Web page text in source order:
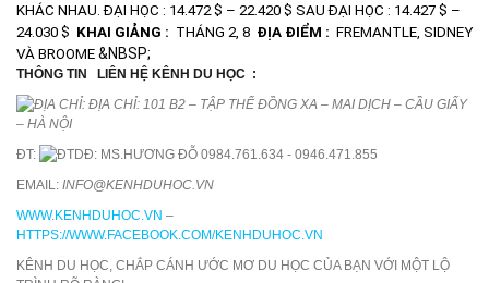
KHÁC NHAU. ĐẠI HỌC : 14.472 $ – 22.420 $ SAU ĐẠI HỌC : 14.427 $ –
24.030 $ KHAI GIẢNG : THÁNG 2, 8 ĐỊA ĐIỂM : FREMANTLE, SIDNEY
VÀ BROOME &NBSP;
THÔNG TIN LIÊN HỆ KÊNH DU HỌC :
ĐỊA CHỈ: 101 B2 – TẬP THỂ ĐỒNG XA – MAI DỊCH – CẦU GIẤY
– HÀ NỘI
ĐT:
MS.HƯƠNG ĐỖ 0984.761.634 - 0946.471.855
EMAIL: INFO@KENHDUHOC.VN
WWW.KENHDUHOC.VN –
HTTPS://WWW.FACEBOOK.COM/KENHDUHOC.VN
KÊNH DU HỌC, CHẮP CÁNH ƯỚC MƠ DU HỌC CỦA BẠN VỚI MỘT LỘ